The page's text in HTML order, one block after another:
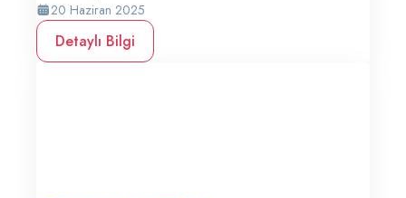
20 Haziran 2025
Detaylı Bilgi